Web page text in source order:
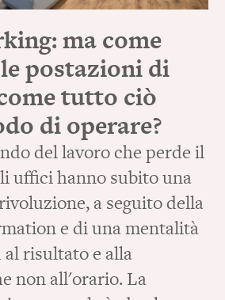
ma come
postazioni di
tutto ciò
di operare?
del lavoro che perde il
uffici hanno subito una
a seguito della
e di una mentalità
risultato e alla
non all'orario. La